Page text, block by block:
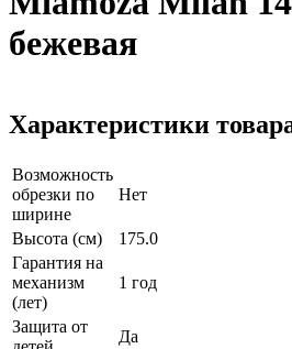
бежевая
Характеристики
Возможность
обрезки по
ширине
Нет
Высота (см)
175.0
Гарантия на
механизм
(лет)
1 год
Защита от
Да